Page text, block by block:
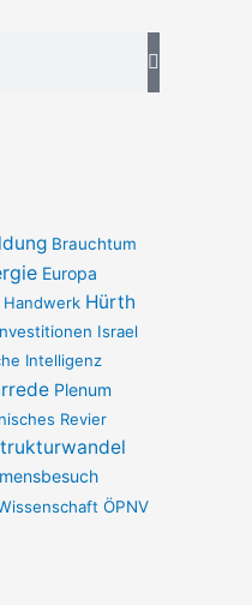
Brauchtum
Europa
Handwerk Hürth
Israel
Intelligenz
Plenum
Revier
ÖPNV